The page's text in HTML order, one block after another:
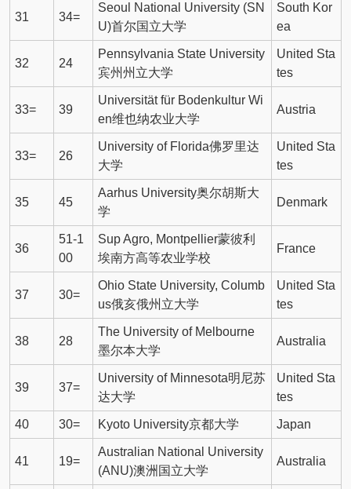
31 34=
Seoul National University (SN
U)首尔国立大学
South Kor
ea
32 24
Pennsylvania State University
宾州州立大学
United Sta
tes
33= 39
Universität für Bodenkultur Wi
en维也纳农业大学
Austria
33= 26
University of Florida佛罗里达
大学
United Sta
tes
35 45
Aarhus University奥尔胡斯大
学
Denmark
36
51-1
00
Sup Agro, Montpellier蒙彼利
埃南方高等农业学校
France
37 30=
Ohio State University, Columb
us俄亥俄州立大学
United Sta
tes
38 28
The University of Melbourne
墨尔本大学
Australia
39 37=
University of Minnesota明尼苏
达大学
United Sta
tes
40 30= Kyoto University京都大学 Japan
41 19=
Australian National University
(ANU)澳洲国立大学
Australia